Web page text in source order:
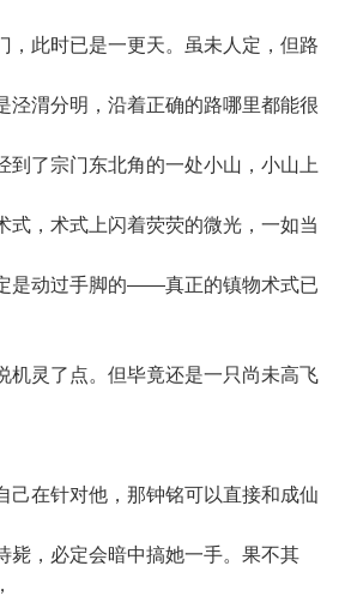
此时已是一更天。虽未人定，但路
泾渭分明，沿着正确的路哪里都能很
到了宗门东北角的一处小山，小山上
式，术式上闪着荧荧的微光，一如当
是动过手脚的——真正的镇物术式已
灵了点。但毕竟还是一只尚未高飞
在针对他，那钟铭可以直接和成仙
毙，必定会暗中搞她一手。果不其